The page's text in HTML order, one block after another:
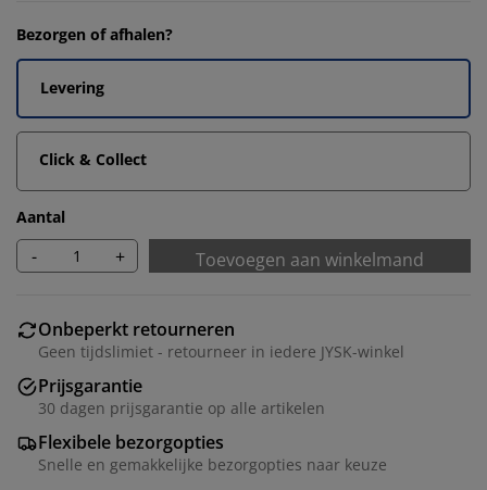
Bezorgen of afhalen?
Levering
Click & Collect
Aantal
- + Toevoegen aan winkelmand
Onbeperkt retourneren
Geen tijdslimiet - retourneer in iedere JYSK-winkel
Prijsgarantie
30 dagen prijsgarantie op alle artikelen
Flexibele bezorgopties
Snelle en gemakkelijke bezorgopties naar keuze